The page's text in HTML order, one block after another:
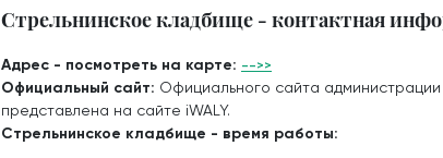
Стрельнинское кладбище - контактная
Адрес - посмотреть на карте: -->>
Официальный сайт: Официального сайта
представлена на сайте iWALY.
Стрельнинское кладбище - время работы: